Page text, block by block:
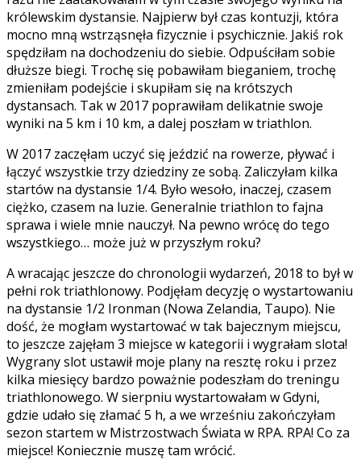
królewskim dystansie. Najpierw był czas kontuzji, która
mocno mną wstrząsnęła fizycznie i psychicznie. Jakiś rok
spędziłam na dochodzeniu do siebie. Odpuściłam sobie
dłuższe biegi. Trochę się pobawiłam bieganiem, trochę
zmieniłam podejście i skupiłam się na krótszych
dystansach. Tak w 2017 poprawiłam delikatnie swoje
wyniki na 5 km i 10 km, a dalej poszłam w triathlon.
W 2017 zaczęłam uczyć się jeździć na rowerze, pływać i
łączyć wszystkie trzy dziedziny ze sobą. Zaliczyłam kilka
startów na dystansie 1/4. Było wesoło, inaczej, czasem
ciężko, czasem na luzie. Generalnie triathlon to fajna
sprawa i wiele mnie nauczył. Na pewno wrócę do tego
wszystkiego… może już w przyszłym roku?
A wracając jeszcze do chronologii wydarzeń, 2018 to był w
pełni rok triathlonowy. Podjęłam decyzję o wystartowaniu
na dystansie 1/2 Ironman (Nowa Zelandia, Taupo). Nie
dość, że mogłam wystartować w tak bajecznym miejscu,
to jeszcze zajęłam 3 miejsce w kategorii i wygrałam slota!
Wygrany slot ustawił moje plany na resztę roku i przez
kilka miesięcy bardzo poważnie podeszłam do treningu
triathlonowego. W sierpniu wystartowałam w Gdyni,
gdzie udało się złamać 5 h, a we wrześniu zakończyłam
sezon startem w Mistrzostwach Świata w RPA. RPA! Co za
miejsce! Koniecznie muszę tam wrócić.